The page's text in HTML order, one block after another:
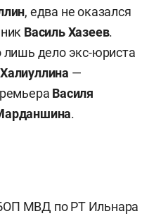
, едва не оказался
Василь Хазеев.
дело экс-юриста
—
Василя
.